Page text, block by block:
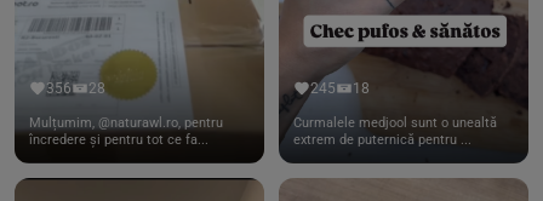
356 28
Mulțumim, @naturawl.ro, pentru
încredere și pentru tot ce fa...
245 18
Curmalele medjool sunt o unealtă
extrem de puternică pentru ...